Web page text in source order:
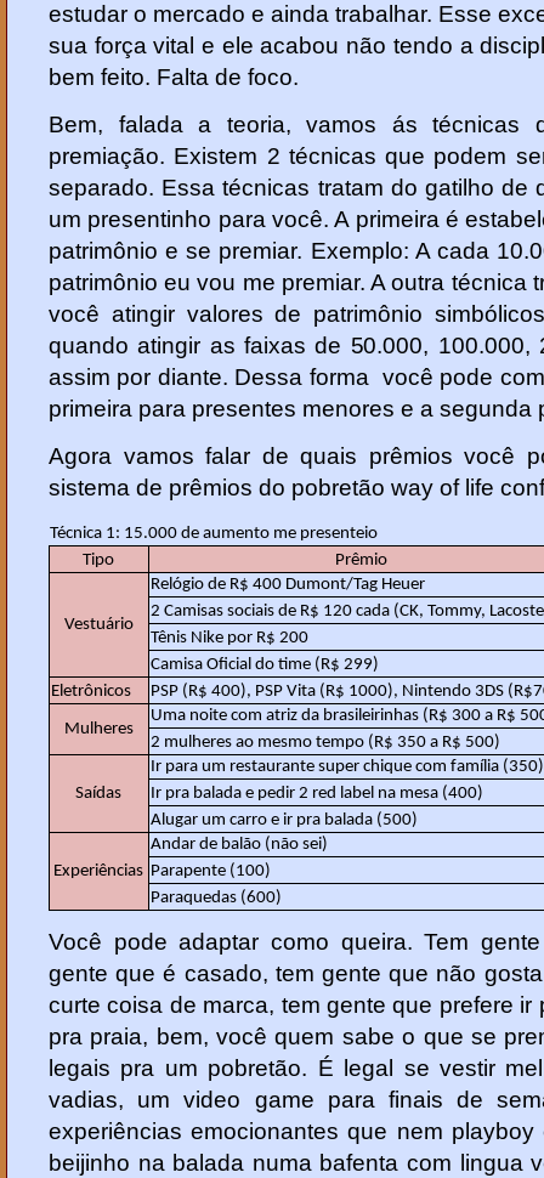
estudar o mercado e ainda trabalhar. Esse
sua força vital e ele acabou não tendo a
bem feito. Falta de foco.
Bem, falada a teoria, vamos ás técnicas
premiação. Existem 2 técnicas que podem
separado. Essa técnicas tratam do gatilho de
um presentinho para você. A primeira é
patrimônio e se premiar. Exemplo: A cada
patrimônio eu vou me premiar. A outra técnica
você atingir valores de patrimônio
quando atingir as faixas de 50.000, 100.000,
assim por diante. Dessa forma você pode
primeira para presentes menores e a segunda
Agora vamos falar de quais prêmios você
sistema de prêmios do pobretão way of life
Técnica 1: 15.000 de aumento me presenteio
Tipo
Prêmio
Vestuário
Relógio de R$ 400 Dumont/Tag Heuer
2 Camisas sociais de R$ 120 cada (CK, Tommy,
Tênis Nike por R$ 200
Camisa Oficial do time (R$ 299)
Eletrônicos
PSP (R$ 400), PSP Vita (R$ 1000), Nintendo 3DS
Mulheres
Uma noite com atriz da brasileirinhas (R$ 300 a R$
2 mulheres ao mesmo tempo (R$ 350 a R$ 500)
Saídas
Ir para um restaurante super chique com família (350)
Ir pra balada e pedir 2 red label na mesa (400)
Alugar um carro e ir pra balada (500)
Experiências
Andar de balão (não sei)
Parapente (100)
Paraquedas (600)
Você pode adaptar como queira. Tem
gente que é casado, tem gente que não
curte coisa de marca, tem gente que prefere ir
pra praia, bem, você quem sabe o que se
legais pra um pobretão. É legal se vestir
vadias, um video game para finais de
experiências emocionantes que nem
beijinho na balada numa bafenta com lingua